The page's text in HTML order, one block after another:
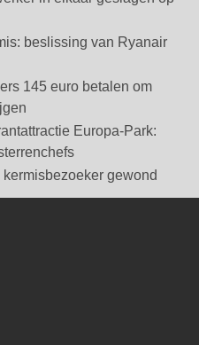
beslissing van Ryanair
145 euro betalen om
Europa-Park:
gewond